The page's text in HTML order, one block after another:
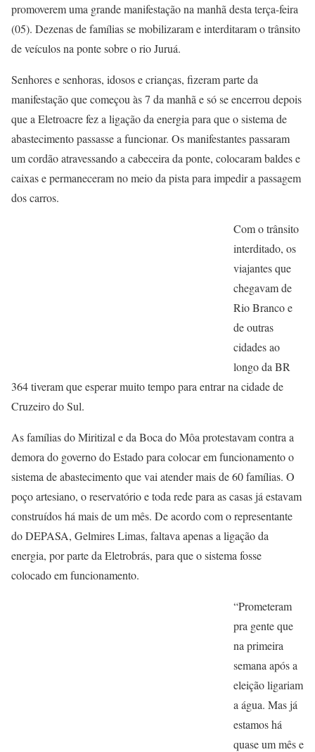
promoverem uma grande manifestação na manhã desta terça-feira
(05). Dezenas de famílias se mobilizaram e interditaram o trânsito
de veículos na ponte sobre o rio Juruá.
Senhores e senhoras, idosos e crianças, fizeram parte da
manifestação que começou às 7 da manhã e só se encerrou depois
que a Eletroacre fez a ligação da energia para que o sistema de
abastecimento passasse a funcionar. Os manifestantes passaram
um cordão atravessando a cabeceira da ponte, colocaram baldes e
caixas e permaneceram no meio da pista para impedir a passagem
dos carros.
Com o trânsito
interditado, os
viajantes que
chegavam de
Rio Branco e
de outras
cidades ao
longo da BR
364 tiveram que esperar muito tempo para entrar na cidade de
Cruzeiro do Sul.
As famílias do Miritizal e da Boca do Môa protestavam contra a
demora do governo do Estado para colocar em funcionamento o
sistema de abastecimento que vai atender mais de 60 famílias. O
poço artesiano, o reservatório e toda rede para as casas já estavam
construídos há mais de um mês. De acordo com o representante
do DEPASA, Gelmires Limas, faltava apenas a ligação da
energia, por parte da Eletrobrás, para que o sistema fosse
colocado em funcionamento.
“Prometeram
pra gente que
na primeira
semana após a
eleição ligariam
a água. Mas já
estamos há
quase um mês e